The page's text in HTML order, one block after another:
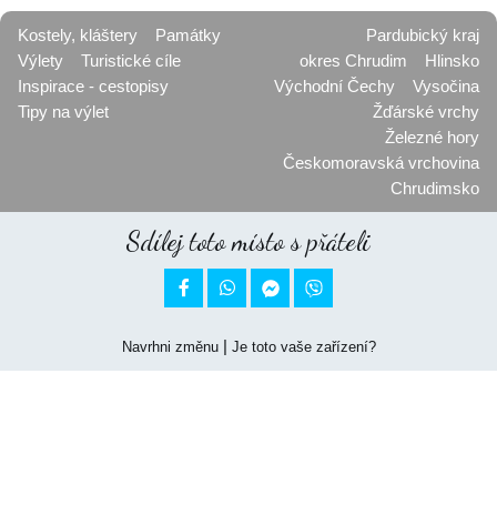
Kostely, kláštery
Památky
Výlety
Turistické cíle
Inspirace - cestopisy
Tipy na výlet
Pardubický kraj
okres Chrudim
Hlinsko
Východní Čechy
Vysočina
Žďárské vrchy
Železné hory
Českomoravská vrchovina
Chrudimsko
Sdílej toto místo s přáteli
 
Navrhni změnu| Je toto vaše zařízení?